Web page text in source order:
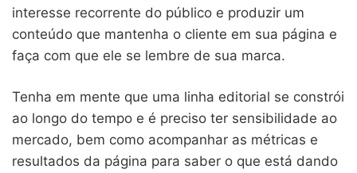
interesse recorrente do público e produzir um
conteúdo que mantenha o cliente em sua página e
faça com que ele se lembre de sua marca.
Tenha em mente que uma linha editorial se constrói
ao longo do tempo e é preciso ter sensibilidade ao
mercado, bem como acompanhar as métricas e
resultados da página para saber o que está dando